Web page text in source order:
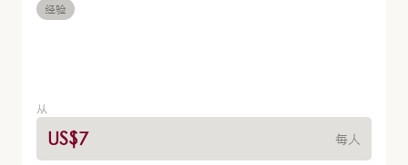
经验
从
US$7 每人